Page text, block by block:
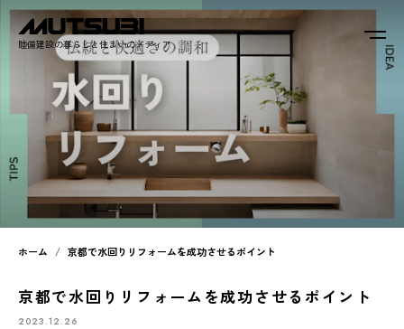
睦備建設の暮らしと住まいのメディア
ホーム 京都で水回りリフォームを成功させるポイント
京都で水回りリフォームを成功させるポイント
2023.12.26